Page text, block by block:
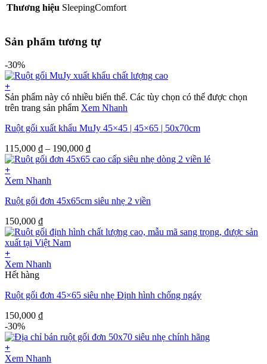
Thương hiệu SleepingComfort
Sản phẩm tương tự
-30%
+
Sản phẩm này có nhiều biến thể. Các tùy chọn có thể được chọn
trên trang sản phẩm Xem Nhanh
Ruột gối xuất khẩu MuJy 45×45 | 45×65 | 50x70cm
115,000 ₫ – 190,000 ₫
+
Xem Nhanh
Ruột gối đơn 45x65cm siêu nhẹ 2 viền
150,000 ₫
+
Xem Nhanh
Hết hàng
Ruột gối đơn 45×65 siêu nhẹ Định hình chống ngáy
150,000 ₫
-30%
+
Xem Nhanh